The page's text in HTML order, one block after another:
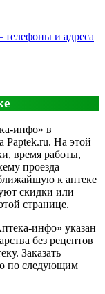
телефоны и адреса
инфо» в
Paptek.ru. На этой
время работы,
проезда
к аптеке
скидки или
странице.
инфо» указан
без рецептов
Заказать
по следующим